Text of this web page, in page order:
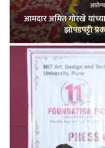
आमदार अमित गोरखे
झोपडपट्टी